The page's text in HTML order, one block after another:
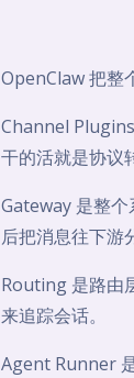
OpenClaw 把整
Channel
干的活就是协议
Gateway 是整
后把消息往下游
Routing 是路由
来追踪会话。
Agent Runner